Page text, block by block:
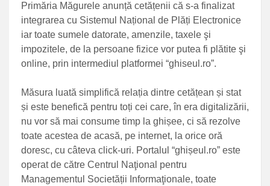
Primăria Măgurele anunță cetățenii că s-a finalizat
integrarea cu Sistemul Național de Plăți Electronice
iar toate sumele datorate, amenzile, taxele şi
impozitele, de la persoane fizice vor putea fi plătite şi
online, prin intermediul platformei “ghiseul.ro”.
Măsura luată simplifică relația dintre cetățean și stat
și este benefică pentru toți cei care, în era digitalizării,
nu vor să mai consume timp la ghișee, ci să rezolve
toate acestea de acasă, pe internet, la orice oră
doresc, cu câteva click-uri. Portalul “ghișeul.ro” este
operat de către Centrul Naţional pentru
Managementul Societății Informaţionale, toate